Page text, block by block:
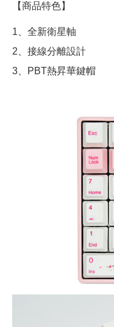
【商品特色】
1、全新衛星軸
2、接線分離設計
3、PBT熱昇華鍵帽